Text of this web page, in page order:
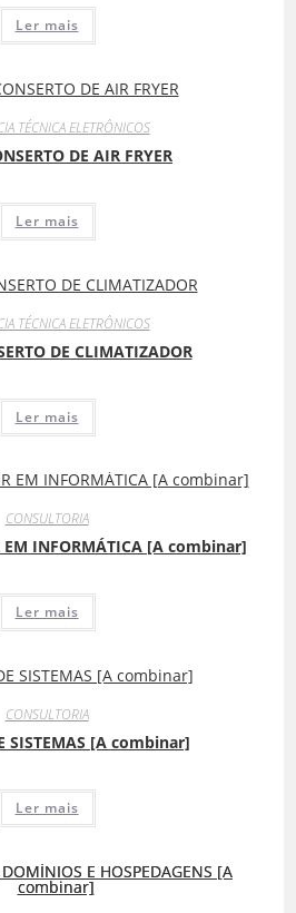
Ler mais
TÉCNICA ELETRÔNICOS
DE AIR FRYER
Ler mais
TÉCNICA ELETRÔNICOS
DE CLIMATIZADOR
Ler mais
CONSULTORIA
EM INFORMÁTICA [A combinar]
Ler mais
CONSULTORIA
SISTEMAS [A combinar]
Ler mais